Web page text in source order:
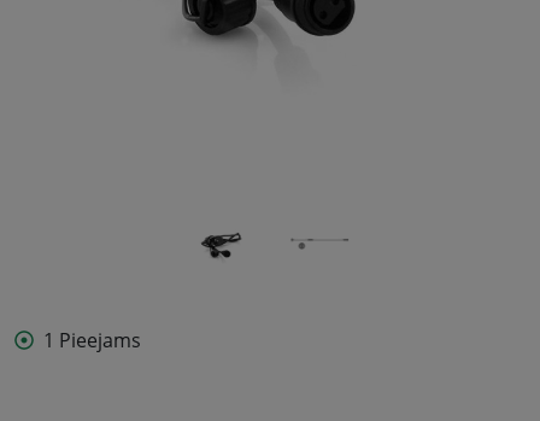
1 Pieejams